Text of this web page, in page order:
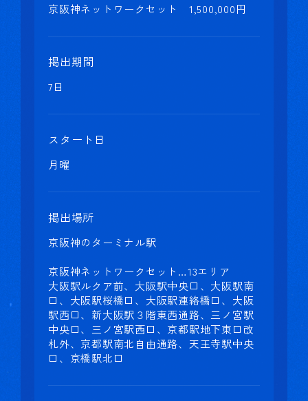
京阪神ネットワークセット 1,500,000円
掲出期間
7日
スタート日
月曜
掲出場所
京阪神のターミナル駅
京阪神ネットワークセット…13エリア
大阪駅ルクア前、大阪駅中央口、大阪駅南
口、大阪駅桜橋口、大阪駅連絡橋口、大阪
駅西口、新大阪駅３階東西通路、三ノ宮駅
中央口、三ノ宮駅西口、京都駅地下東口改
札外、京都駅南北自由通路、天王寺駅中央
口、京橋駅北口